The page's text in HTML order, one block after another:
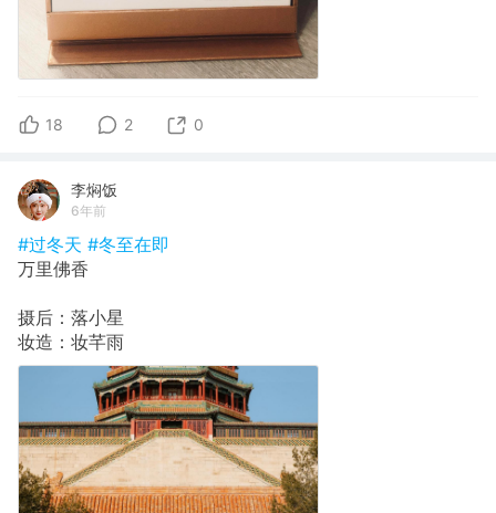
18 2 0
李焖饭
6年前
#过冬天 #冬至在即
万里佛香
摄后：落小星
妆造：妆芊雨